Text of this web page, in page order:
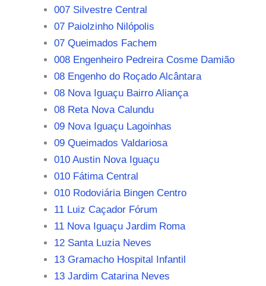
007 Silvestre Central
07 Paiolzinho Nilópolis
07 Queimados Fachem
008 Engenheiro Pedreira Cosme Damião
08 Engenho do Roçado Alcântara
08 Nova Iguaçu Bairro Aliança
08 Reta Nova Calundu
09 Nova Iguaçu Lagoinhas
09 Queimados Valdariosa
010 Austin Nova Iguaçu
010 Fátima Central
010 Rodoviária Bingen Centro
11 Luiz Caçador Fórum
11 Nova Iguaçu Jardim Roma
12 Santa Luzia Neves
13 Gramacho Hospital Infantil
13 Jardim Catarina Neves